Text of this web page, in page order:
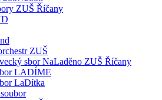
ZUŠ Říčany
ZUŠ
sbor NaLaděno ZUŠ Říčany
LADÍME
LaDítka